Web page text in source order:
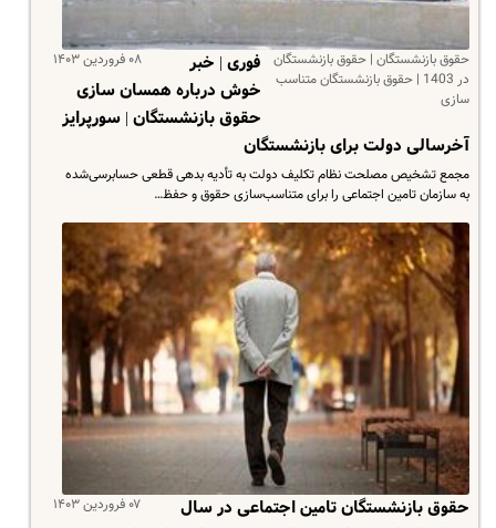
حقوق بازنشستگان | حقوق بازنشستگان
در 1403 | حقوق بازنشستگان متناسب
سازی
۰۸ فروردین ۱۴۰۳
فوری | خبر
خوش درباره همسان سازی
حقوق بازنشستگان | سورپرایز
آخرسالی دولت برای بازنشستگان
مجمع تشخیص مصلحت نظام تکلیف دولت به تأدیه بدهی قطعی حسابرسی‌شده
به سازمان تامین اجتماعی را برای متناسب‌سازی حقوق و حفظ…
۰۷ فروردین ۱۴۰۳
حقوق بازنشستگان تامین اجتماعی در سال